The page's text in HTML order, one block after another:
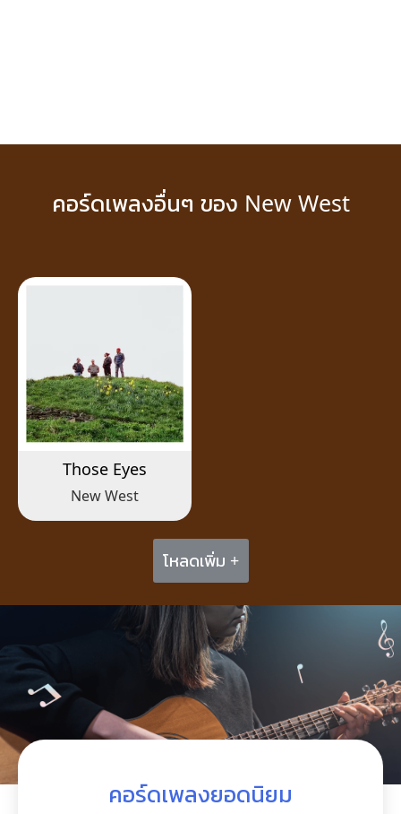
คอร์ดเพลงอื่นๆ ของ New West
Those Eyes
New West
โหลดเพิ่ม +
คอร์ดเพลงยอดนิยม